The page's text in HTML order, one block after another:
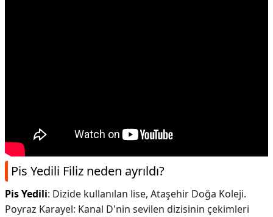
Pis Yedili Filiz neden ayrıldı?
Pis Yedili: Dizide kullanılan lise, Ataşehir Doğa Koleji.
Poyraz Karayel: Kanal D'nin sevilen dizisinin çekimleri